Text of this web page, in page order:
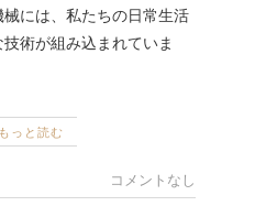
には、私たちの日常生活
術が組み込まれていま
もっと読む
コメントなし